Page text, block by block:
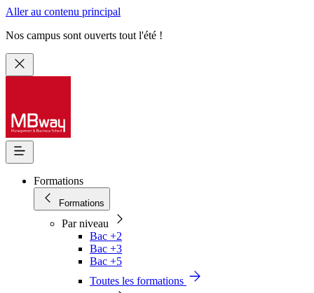
Aller au contenu principal
Nos campus sont ouverts tout l'été !
Formations
Formations
Par niveau
Bac +2
Bac +3
Bac +5
Toutes les formations